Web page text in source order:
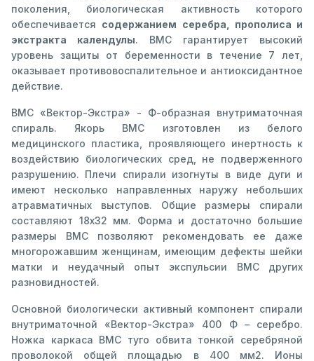
поколения, биологическая активность которого
обеспечивается содержанием серебра, прополиса и
экстракта календулы. ВМС гарантирует высокий
уровень защиты от беременности в течение 7 лет,
оказывает противовоспалительное и антиоксидантное
действие.
ВМС «Вектор-Экстра» - Ф-образная внутриматочная
спираль. Якорь ВМС изготовлен из белого
медицинского пластика, проявляющего инертность к
воздействию биологических сред, не подверженного
разрушению. Плечи спирали изогнуты в виде дуги и
имеют несколько направленных наружу небольших
атравматичных выступов. Общие размеры спирали
составляют 18х32 мм. Форма и достаточно большие
размеры ВМС позволяют рекомендовать ее даже
многорожавшим женщинам, имеющим дефекты шейки
матки и неудачный опыт экспульсии ВМС других
разновидностей.
Основной биологически активный компонент спирали
внутриматочной «Вектор-Экстра» 400 Ф – серебро.
Ножка каркаса ВМС туго обвита тонкой серебряной
проволокой общей площадью в 400 мм2. Ионы